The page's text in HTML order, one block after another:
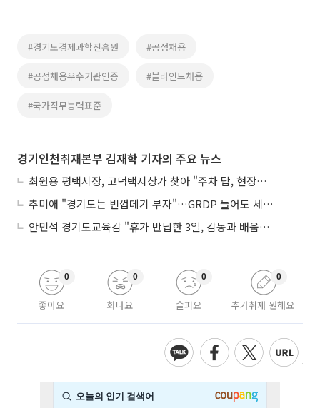
#경기도경제과학진흥원 #공정채용
#공정채용우수기관인증 #블라인드채용
#국가직무능력표준
경기인천취재본부 김재학 기자의 주요 뉴스
최원용 평택시장, 고덕택지상가 찾아 "주차 답, 현장에 있다"
추미애 "경기도는 빈껍데기 부자"…GRDP 늘어도 세입은 그대로
안민석 경기도교육감 "휴가 반납한 3일, 감동과 배움이었다"
좋아요
0
화나요
0
슬퍼요
0
추가취재 원해요
0